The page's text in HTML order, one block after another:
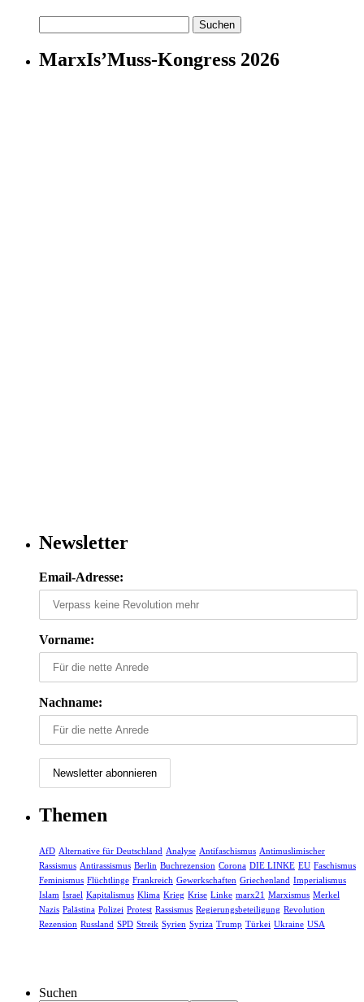
nach:
MarxIs’Muss-Kongress 2026
Newsletter
Email-Adresse:
Vorname:
Nachname:
Themen
AfD Alternative für Deutschland Analyse Antifaschismus Antimuslimischer
Rassismus Antirassismus Berlin Buchrezension Corona DIE LINKE EU Faschismus
Feminismus Flüchtlinge Frankreich Gewerkschaften Griechenland Imperialismus
Islam Israel Kapitalismus Klima Krieg Krise Linke marx21 Marxismus Merkel
Nazis Palästina Polizei Protest Rassismus Regierungsbeteiligung Revolution
Rezension Russland SPD Streik Syrien Syriza Trump Türkei Ukraine USA
Suchen